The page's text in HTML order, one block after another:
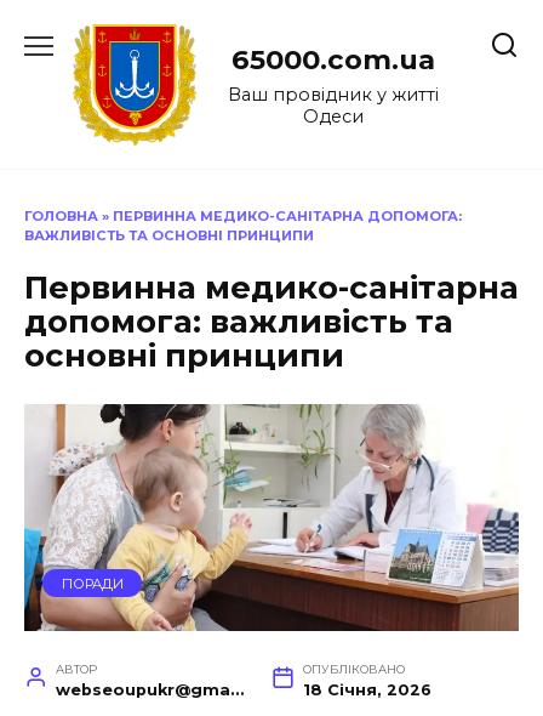
до
65000.com.ua
Ваш провідник у житті
Одеси
ГОЛОВНА » ПЕРВИННА МЕДИКО-САНІТАРНА ДОПОМОГА:
ВАЖЛИВІСТЬ ТА ОСНОВНІ ПРИНЦИПИ
Первинна медико-санітарна
допомога: важливість та
основні принципи
ПОРАДИ
АВТОР
webseoupukr@gmail.com
ОПУБЛІКОВАНО
18 Січня, 2026